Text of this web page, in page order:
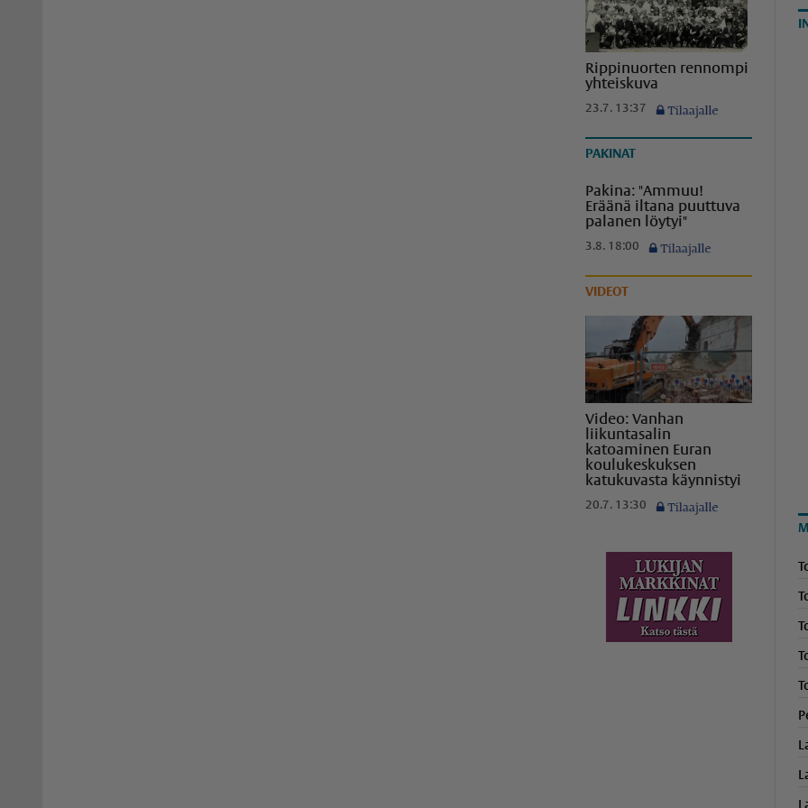
Rippinuorten rennompi
yhteiskuva
23.7. 13:37
PAKINAT
Pakina: "Ammuu!
Eräänä iltana puuttuva
palanen löytyi"
3.8. 18:00
VIDEOT
Video: Vanhan
liikuntasalin
katoaminen Euran
koulukeskuksen
katukuvasta käynnistyi
20.7. 13:30